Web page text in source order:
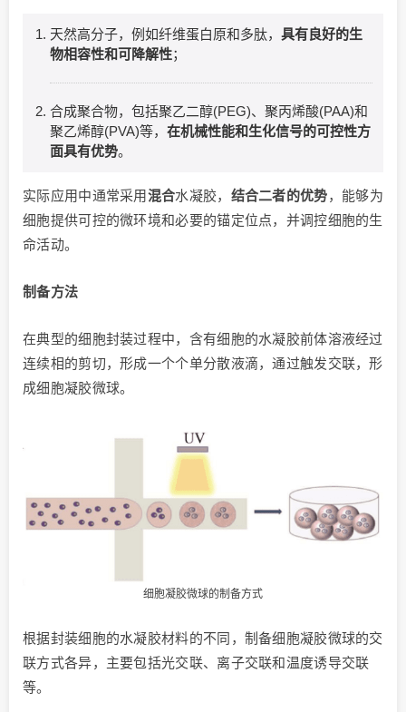
天然高分子，例如纤维蛋白原和多肽， 具有良好的生
物相容性和可降解性；
合成聚合物，包括聚乙二醇(PEG)、聚丙烯酸(PAA)和
聚乙烯醇(PVA)等， 在机械性能和生化信号的可控性方
面具有优势。
实际应用中通常采用混合水凝胶， 结合二者的优势，能够为
细胞提供可控的微环境和必要的锚定位点，并调控细胞的生
命活动。
制备方法
在典型的细胞封装过程中，含有细胞的水凝胶前体溶液经过
连续相的剪切，形成一个个单分散液滴，通过触发交联，形
成细胞凝胶微球。
细胞凝胶微球的制备方式
根据封装细胞的水凝胶材料的不同，制备细胞凝胶微球的交
联方式各异，主要包括光交联、离子交联和温度诱导交联
等。